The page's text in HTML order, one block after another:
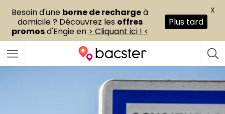
Besoin d'une borne de rechargeà
domicile ? Découvrez les offres
promosd'Engie en > Cliquant ici ! <
Plus tard
X